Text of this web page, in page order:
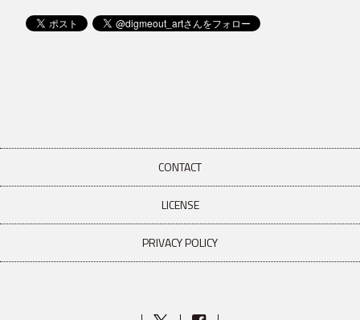
CONTACT
LICENSE
PRIVACY POLICY